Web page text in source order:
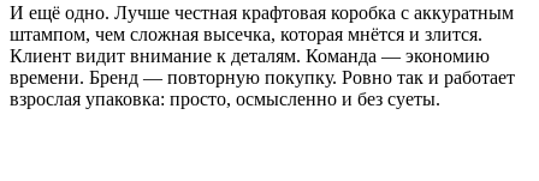
И ещё одно. Лучше честная крафтовая коробка с аккуратным
штампом, чем сложная высечка, которая мнётся и злится.
Клиент видит внимание к деталям. Команда — экономию
времени. Бренд — повторную покупку. Ровно так и работает
взрослая упаковка: просто, осмысленно и без суеты.